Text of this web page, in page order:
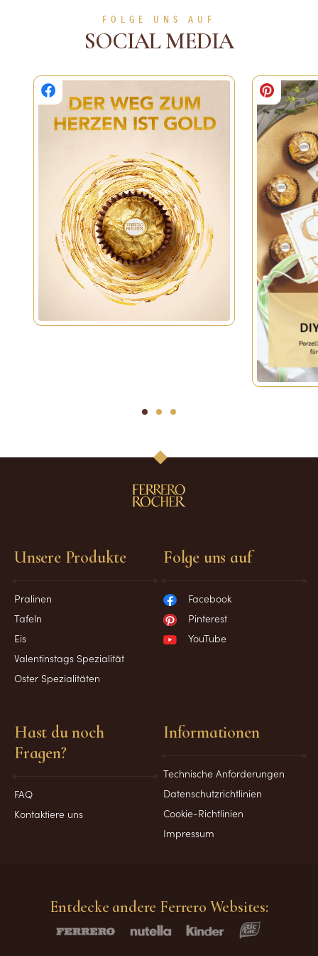
FOLGE UNS AUF
SOCIAL MEDIA
1 2 3
Unsere Produkte
Pralinen
Tafeln
Eis
Valentinstags Spezialität
Oster Spezialitäten
Hast du noch
Fragen?
FAQ
Kontaktiere uns
Informationen
Technische Anforderungen
Datenschutzrichtlinien
Cookie-Richtlinien
Impressum
Folge uns auf
Facebook
Pinterest
YouTube
Entdecke andere Ferrero Websites: